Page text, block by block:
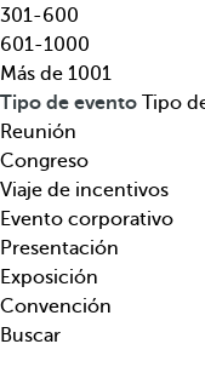
t
i
n
o
,
t
e
m
á
t
i
c
d
e
f
l
e
c
h
a
h
a
c
i
301-600
601-1000
Más de 1001
Tipo de evento Tipo
Reunión
Congreso
Viaje de incentivos
Evento corporativo
Presentación
Exposición
Convención
Buscar